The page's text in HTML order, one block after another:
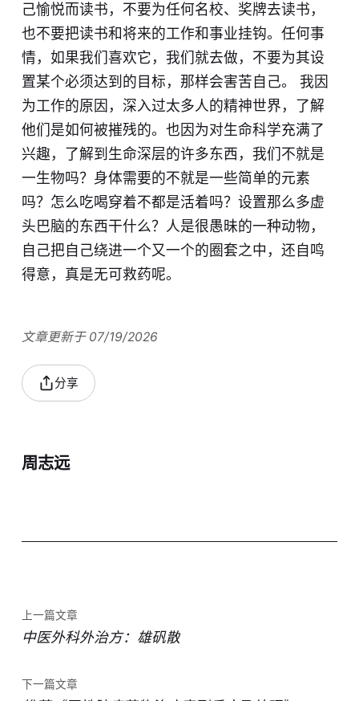
己愉悦而读书，不要为任何名校、奖牌去读书，
也不要把读书和将来的工作和事业挂钩。任何事
情，如果我们喜欢它，我们就去做，不要为其设
置某个必须达到的目标，那样会害苦自己。 我因
为工作的原因，深入过太多人的精神世界，了解
他们是如何被摧残的。也因为对生命科学充满了
兴趣，了解到生命深层的许多东西，我们不就是
一生物吗？身体需要的不就是一些简单的元素
吗？怎么吃喝穿着不都是活着吗？设置那么多虚
头巴脑的东西干什么？人是很愚昧的一种动物，
自己把自己绕进一个又一个的圈套之中，还自鸣
得意，真是无可救药呢。
文章更新于 07/19/2026
分享
周志远
上一篇文章
中医外科外治方：雄矾散
下一篇文章